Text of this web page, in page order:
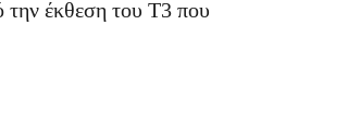
την έκθεση του T3 που